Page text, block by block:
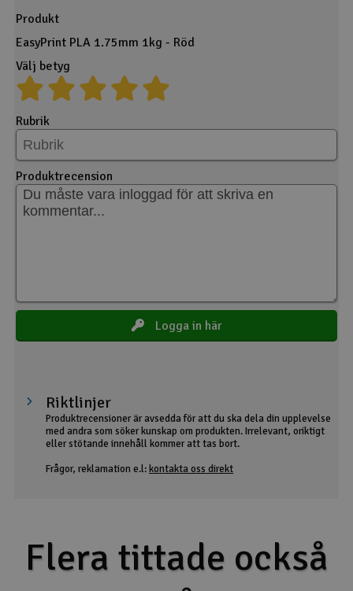
Produkt
EasyPrint PLA 1.75mm 1kg - Röd
Välj betyg
Rubrik
Produktrecension
Logga in här
Riktlinjer
Produktrecensioner är avsedda för att du ska dela din upplevelse
med andra som söker kunskap om produkten. Irrelevant, oriktigt
eller stötande innehåll kommer att tas bort.
Frågor, reklamation e.l: kontakta oss direkt
Flera tittade också